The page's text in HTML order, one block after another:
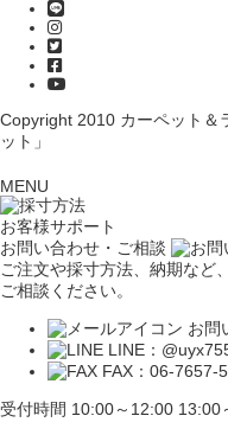
Copyright 2010 カーペット＆
ット」
MENU
お客様サポート
お問い合わせ・ご相談
ご注文や採寸方法、納期など
ご相談ください。
お問
LINE：
FAX：06-7657-
受付時間 10:00～12:00 13:00